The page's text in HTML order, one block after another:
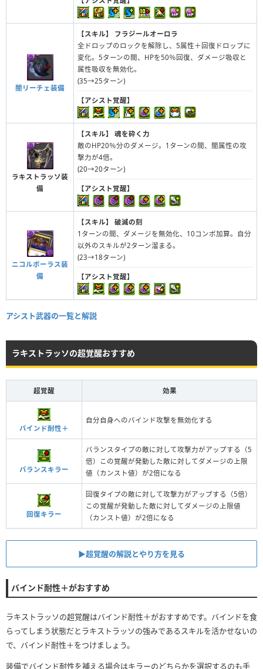
闇リーチェ装備
【スキル】
フラジールオーロラ
全ドロップのロックを解除し、5属性＋回復ドロップに
変化。5ターンの間、HPを50％回復、ダメージ吸収と
属性吸収を無効化。
(35→25ターン)
【アシスト覚醒】
ラキストラッソ装
備
【スキル】
魂を砕く力
敵のHP20％分のダメージ。1ターンの間、闇属性の攻
撃力が4倍。
(20→20ターン)
【アシスト覚醒】
ニコルボーラス装
備
【スキル】
破滅の刻
1ターンの間、ダメージを無効化、10コンボ加算。自分
以外のスキルが2ターン溜まる。
(23→18ターン)
【アシスト覚醒】
アシスト武器の一覧と解説
ラキストラッソの超覚醒おすすめ
超覚醒 効果
バインド耐性＋
自分自身へのバインド攻撃を無効化する
バランスキラー
バランスタイプの敵に対して攻撃力がアップする（5
倍）この覚醒が発動した敵に対してダメージの上限
値（カンスト値）が2倍になる
回復キラー
回復タイプの敵に対して攻撃力がアップする（5倍）
この覚醒が発動した敵に対してダメージの上限値
（カンスト値）が2倍になる
▶︎超覚醒の解説とやり方を見る
バインド耐性＋がおすすめ
ラキストラッソの超覚醒はバインド耐性＋がおすすめです。バインドを食
らってしまう状態だとラキストラッソの強みであるスキルを活かせないの
で、バインド耐性＋をつけましょう。
装備でバインド耐性を補える場合はキラーのどちらかを選択するのも手